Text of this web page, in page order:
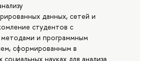
данных, сетей и
студентов с
и программным
сформированным в
социальных науках для анализа